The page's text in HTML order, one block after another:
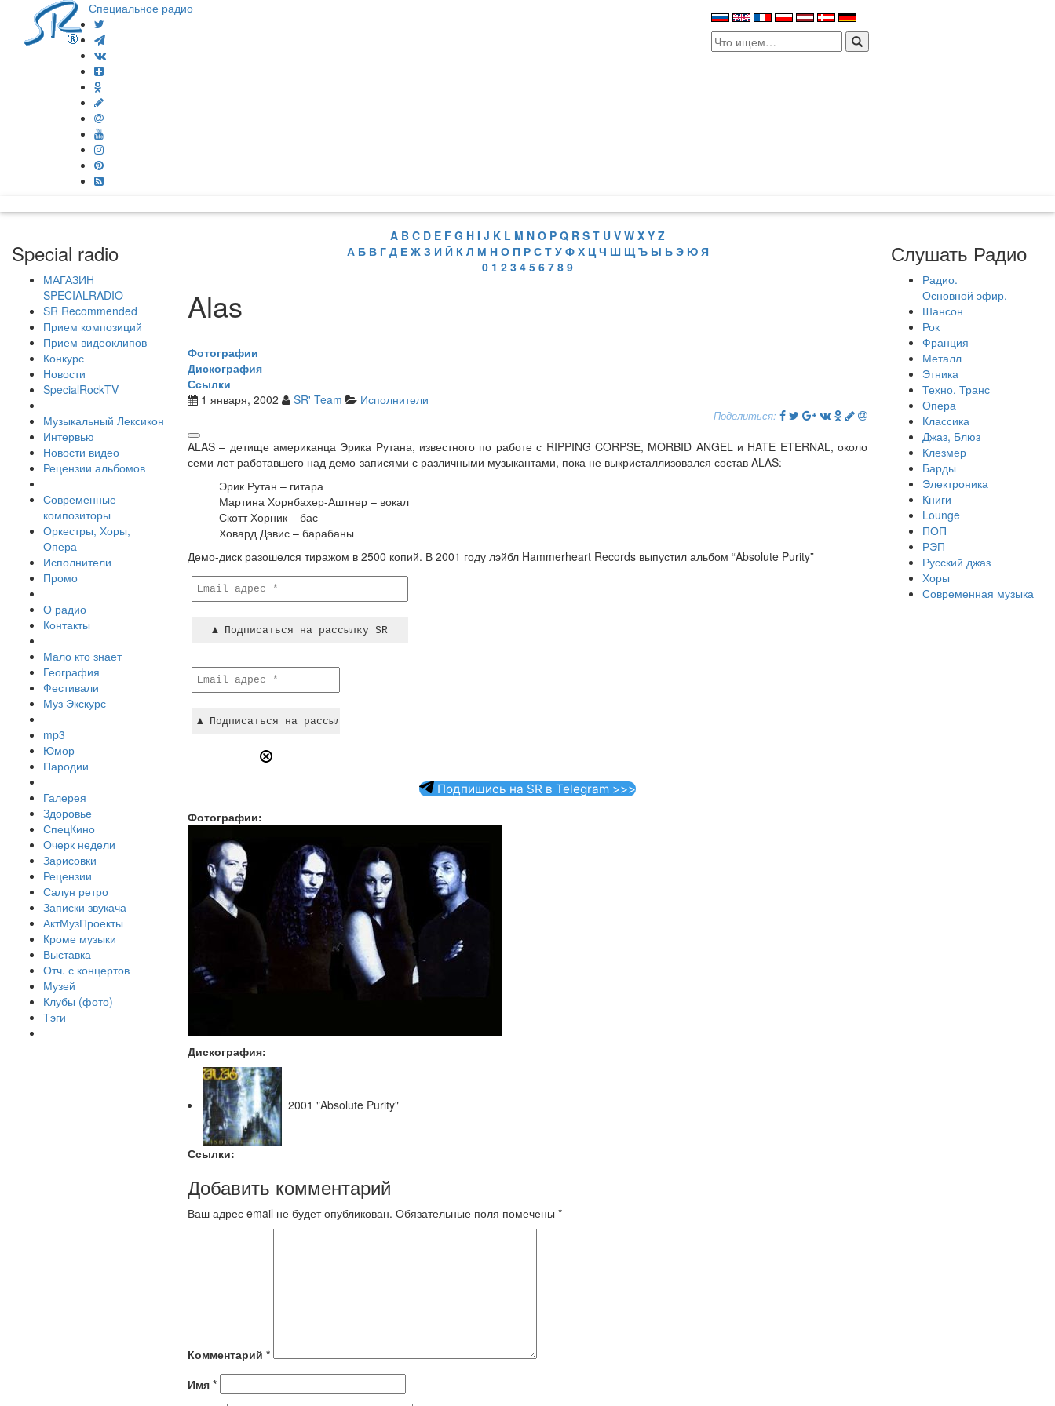
Специальное радио
Search
for:
Special radio
МАГАЗИН
SPECIALRADIO
SR Recommended
Прием композиций
Прием видеоклипов
Конкурс
Новости
SpecialRockTV
Музыкальный Лексикон
Интервью
Новости видео
Рецензии альбомов
Современные
композиторы
Оркестры, Хоры,
Опера
Исполнители
Промо
О радио
Контакты
Мало кто знает
География
Фестивали
Муз Экскурс
mp3
Юмор
Пародии
Галерея
Здоровье
СпецКино
Очерк недели
Зарисовки
Рецензии
Салун ретро
Записки звукача
АктМузПроекты
Кроме музыки
Выставка
Отч. с концертов
Музей
Клубы (фото)
Тэги
A B C D E F G H I J K L M N O P Q R S T U V W X Y Z
А Б В Г Д Е Ж З И Й К Л М Н О П Р С Т У Ф Х Ц Ч Ш Щ Ъ Ы Ь Э Ю Я
0 1 2 3 4 5 6 7 8 9
Alas
Фотографии
Дискография
Ссылки
1 января, 2002
SR' Team Исполнители
Поделиться:
ALAS – детище американца Эрика Рутана, известного по работе с RIPPING CORPSE, MORBID ANGEL и HATE ETERNAL, около
семи лет работавшего над демо-записями с различными музыкантами, пока не выкристаллизовался состав ALAS:
Эрик Рутан – гитара
Мартина Хорнбахер-Аштнер – вокал
Скотт Хорник – бас
Ховард Дэвис – барабаны
Демо-диск разошелся тиражом в 2500 копий. В 2001 году лэйбл Hammerheart Records выпустил альбом “Absolute Purity”
Подпишись на SR в Telegram >>>
Фотографии:
Дискография:
2001 "Absolute Purity"
Ссылки:
Добавить комментарий
Ваш адрес email не будет опубликован. Обязательные поля помечены *
Комментарий *
Имя *
Слушать Радио
Радио.
Основной эфир.
Шансон
Рок
Франция
Металл
Этника
Техно, Транс
Опера
Классика
Джаз, Блюз
Клезмер
Барды
Электроника
Книги
Lounge
ПОП
РЭП
Русский джаз
Хоры
Современная музыка